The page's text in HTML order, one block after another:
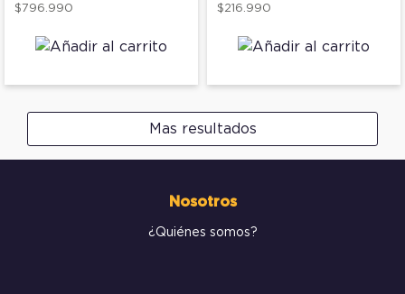
$796.990 $216.990
Mas resultados
Nosotros
¿Quiénes somos?